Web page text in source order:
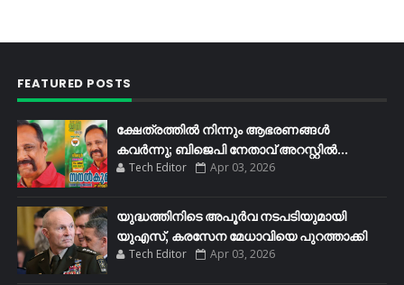
FEATURED POSTS
ക്ഷേത്രത്തിൽ നിന്നും ആഭരണങ്ങൾ
കവർന്നു; ബിജെപി നേതാവ് അറസ്റ്റിൽ...
Tech Editor Apr 03, 2026
യുദ്ധത്തിനിടെ അപൂർവ നടപടിയുമായി
യുഎസ്, കരസേന മേധാവിയെ പുറത്താക്കി
Tech Editor Apr 03, 2026